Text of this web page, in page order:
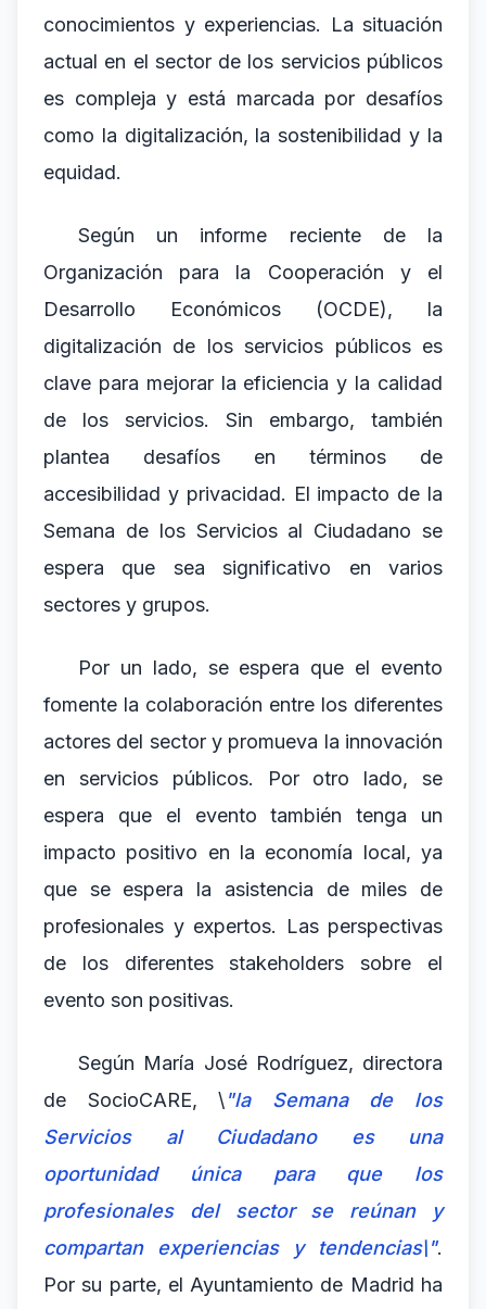
conocimientos y experiencias. La situación
actual en el sector de los servicios públicos
es compleja y está marcada por desafíos
como la digitalización, la sostenibilidad y la
equidad.
Según un informe reciente de la
Organización para la Cooperación y el
Desarrollo Económicos (OCDE), la
digitalización de los servicios públicos es
clave para mejorar la eficiencia y la calidad
de los servicios. Sin embargo, también
plantea desafíos en términos de
accesibilidad y privacidad. El impacto de la
Semana de los Servicios al Ciudadano se
espera que sea significativo en varios
sectores y grupos.
Por un lado, se espera que el evento
fomente la colaboración entre los diferentes
actores del sector y promueva la innovación
en servicios públicos. Por otro lado, se
espera que el evento también tenga un
impacto positivo en la economía local, ya
que se espera la asistencia de miles de
profesionales y expertos. Las perspectivas
de los diferentes stakeholders sobre el
evento son positivas.
Según María José Rodríguez, directora
de SocioCARE, \"la Semana de los
Servicios al Ciudadano es una
oportunidad única para que los
profesionales del sector se reúnan y
compartan experiencias y tendencias\".
Por su parte, el Ayuntamiento de Madrid ha